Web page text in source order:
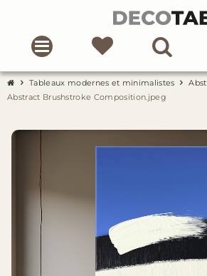
Tableaux modernes et minimalistes
Abstract Brushstroke Composition.jpeg